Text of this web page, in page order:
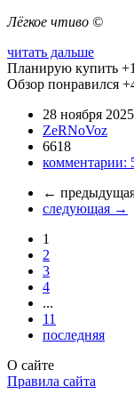
Лёгкое чтиво ©
читать дальше
Планирую купить
Обзор понравился
28 ноября
ZeRNoVoz
6618
комментарии:
←
следующая →
1
2
3
4
...
11
последняя
О сайте
Правила сайта